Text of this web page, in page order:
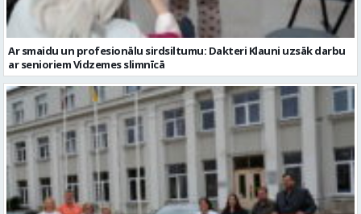
Ar smaidu un profesionālu sirdsiltumu: Dakteri Klauni uzsāk darbu
ar senioriem Vidzemes slimnīcā